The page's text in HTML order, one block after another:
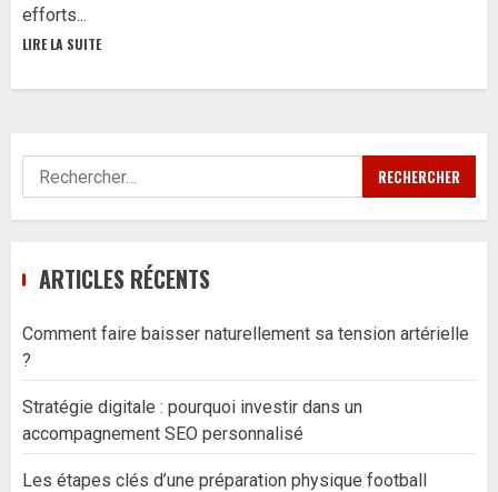
efforts...
LIRE LA SUITE
Rechercher :
ARTICLES RÉCENTS
Comment faire baisser naturellement sa tension artérielle
?
Stratégie digitale : pourquoi investir dans un
accompagnement SEO personnalisé
Les étapes clés d’une préparation physique football